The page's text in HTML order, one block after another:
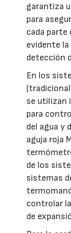
garantiza
para
cada parte
evidente
detección
En los
se utilizan
para
del agua y
aguja roja
de los
sistemas
controlar
de